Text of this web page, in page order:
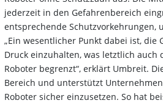
jederzeit in den Gefahrenbereich
entsprechende Schutzvorkehrungen,
„Ein wesentlicher Punkt dabei ist, die
Druck einzuhalten, was letztlich auch
Roboter begrenzt“, erklärt Umbreit.
Bereich und unterstützt
Roboter sicher einzusetzen. So hat